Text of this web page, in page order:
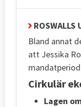
ROSWALLS
Bland annat
att Jessika
Cirkulär
Lagen